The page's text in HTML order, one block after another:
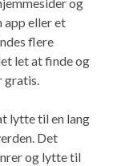
app eller et
flere
let at finde og
lytte til en lang
Det
og lytte til